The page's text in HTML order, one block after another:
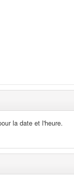
la date et l'heure.